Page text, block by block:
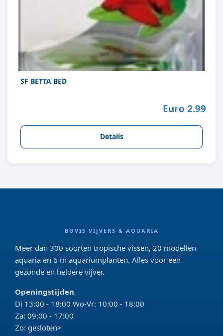
SF BETTA BED
Euro 2.99
Details
BOVIS VIJVERS & AQUARIA
Meer dan 300 soorten tropische vissen, 20 modellen
aquaria en 6 m aquariumplanten. Alles voor een
gezonde en heldere vijver.
Openingstijden
Di 13:00 - 18:00 Wo-Vr: 10:00 - 18:00
Za: 09:00 - 17:00
Zo: gesloten>